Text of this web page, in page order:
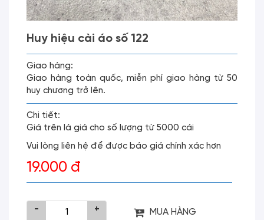
Huy hiệu cài áo số 122
Giao hàng:
Giao hàng toàn quốc, miễn phí giao hàng từ 50
huy chương trở lên.
Chi tiết:
Giá trên là giá cho số lượng từ 5000 cái
Vui lòng liên hệ để được báo giá chính xác hơn
19.000 đ
- + MUA HÀNG